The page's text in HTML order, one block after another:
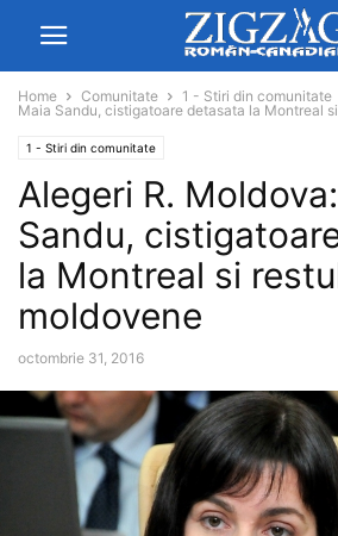
Home Comunitate 1 - Stiri din comunitate
Maia Sandu, cistigatoare detasata la Montreal
1 - Stiri din comunitate
Alegeri R.
Sandu,
la Montreal si
moldovene
octombrie 31, 2016